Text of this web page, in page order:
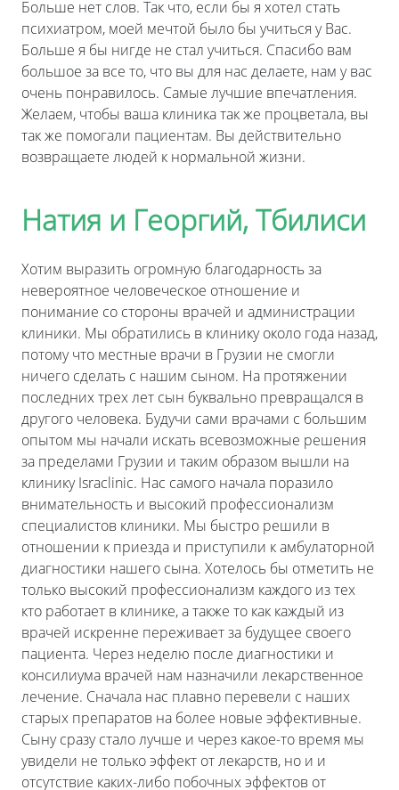
Больше нет слов. Так что, если бы я хотел стать
психиатром, моей мечтой было бы учиться у Вас.
Больше я бы нигде не стал учиться. Спасибо вам
большое за все то, что вы для нас делаете, нам у вас
очень понравилось. Самые лучшие впечатления.
Желаем, чтобы ваша клиника так же процветала, вы
так же помогали пациентам. Вы действительно
возвращаете людей к нормальной жизни.
Натия и Георгий, Тбилиси
Хотим выразить огромную благодарность за
невероятное человеческое отношение и
понимание со стороны врачей и администрации
клиники. Мы обратились в клинику около года назад,
потому что местные врачи в Грузии не смогли
ничего сделать с нашим сыном. На протяжении
последних трех лет сын буквально превращался в
другого человека. Будучи сами врачами с большим
опытом мы начали искать всевозможные решения
за пределами Грузии и таким образом вышли на
клинику Israclinic. Нас самого начала поразило
внимательность и высокий профессионализм
специалистов клиники. Мы быстро решили в
отношении к приезда и приступили к амбулаторной
диагностики нашего сына. Хотелось бы отметить не
только высокий профессионализм каждого из тех
кто работает в клинике, а также то как каждый из
врачей искренне переживает за будущее своего
пациента. Через неделю после диагностики и
консилиума врачей нам назначили лекарственное
лечение. Сначала нас плавно перевели с наших
старых препаратов на более новые эффективные.
Сыну сразу стало лучше и через какое-то время мы
увидели не только эффект от лекарств, но и и
отсутствие каких-либо побочных эффектов от